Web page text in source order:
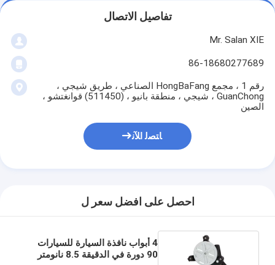
تفاصيل الاتصال
Mr. Salan XIE
86-18680277689
رقم 1 ، مجمع HongBaFang الصناعي ، طريق شيجي ،
GuanChong ، شيجي ، منطقة بانيو ، (511450) قوانغتشو ،
الصين
ﺎﺘﺼﻟ ﺍﻶﻧ
احصل على افضل سعر ل
4 أبواب نافذة السيارة للسيارات
90 دورة في الدقيقة 8.5 نانومتر